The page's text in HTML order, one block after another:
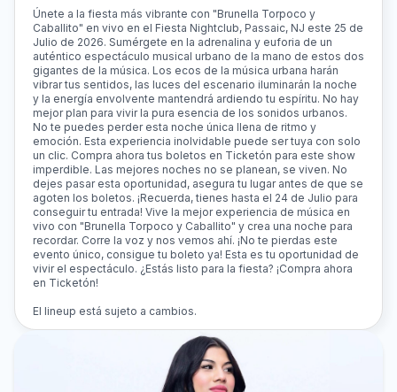
Únete a la fiesta más vibrante con "Brunella Torpoco y
Caballito" en vivo en el Fiesta Nightclub, Passaic, NJ este 25 de
Julio de 2026. Sumérgete en la adrenalina y euforia de un
auténtico espectáculo musical urbano de la mano de estos dos
gigantes de la música. Los ecos de la música urbana harán
vibrar tus sentidos, las luces del escenario iluminarán la noche
y la energía envolvente mantendrá ardiendo tu espíritu. No hay
mejor plan para vivir la pura esencia de los sonidos urbanos.
No te puedes perder esta noche única llena de ritmo y
emoción. Esta experiencia inolvidable puede ser tuya con solo
un clic. Compra ahora tus boletos en Ticketón para este show
imperdible. Las mejores noches no se planean, se viven. No
dejes pasar esta oportunidad, asegura tu lugar antes de que se
agoten los boletos. ¡Recuerda, tienes hasta el 24 de Julio para
conseguir tu entrada! Vive la mejor experiencia de música en
vivo con "Brunella Torpoco y Caballito" y crea una noche para
recordar. Corre la voz y nos vemos ahí. ¡No te pierdas este
evento único, consigue tu boleto ya! Esta es tu oportunidad de
vivir el espectáculo. ¿Estás listo para la fiesta? ¡Compra ahora
en Ticketón!
El lineup está sujeto a cambios.